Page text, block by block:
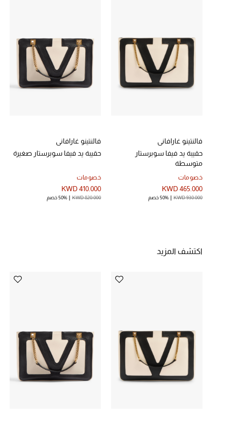
فالنتينو غارافاني
حقيبة يد فيفا سوبرستار
متوسطة
خصومات
KWD 465.000
KWD 930.000 50% خصم
فالنتينو غارافاني
حقيبة يد فيفا سوبرستار صغيرة
خصومات
KWD 410.000
KWD 820.000 50% خصم
اكتشف المزيد